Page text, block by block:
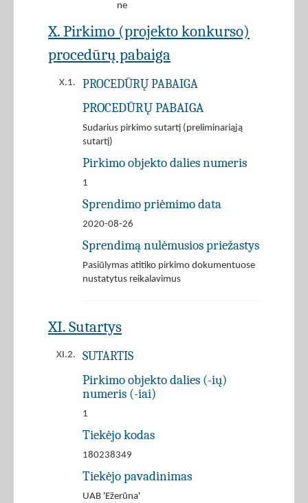
ne
X. Pirkimo (projekto konkurso)
procedūrų pabaiga
X.1. PROCEDŪRŲ PABAIGA
PROCEDŪRŲ PABAIGA
Sudarius pirkimo sutartį (preliminariąją
sutartį)
Pirkimo objekto dalies numeris
1
Sprendimo priėmimo data
2020-08-26
Sprendimą nulėmusios priežastys
Pasiūlymas atitiko pirkimo dokumentuose
nustatytus reikalavimus
XI. Sutartys
XI.2. SUTARTIS
Pirkimo objekto dalies (-ių)
numeris (-iai)
1
Tiekėjo kodas
180238349
Tiekėjo pavadinimas
UAB 'Ežerūna'